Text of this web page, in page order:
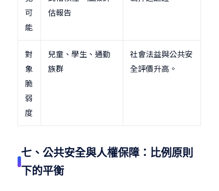
可
能
估報告
對
象
脆
弱
度
兒童、學生、通勤
族群
社會法益與公共安
全評價升高。
七、公共安全與人權保障：比例原則
下的平衡